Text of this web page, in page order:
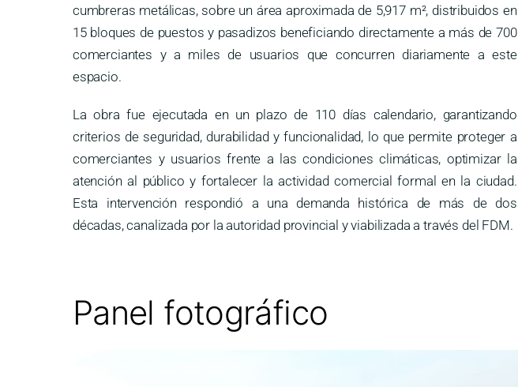
cumbreras metálicas, sobre un área aproximada de 5,917 m², distribuidos en
15 bloques de puestos y pasadizos beneficiando directamente a más de 700
comerciantes y a miles de usuarios que concurren diariamente a este
espacio.
La obra fue ejecutada en un plazo de 110 días calendario, garantizando
criterios de seguridad, durabilidad y funcionalidad, lo que permite proteger a
comerciantes y usuarios frente a las condiciones climáticas, optimizar la
atención al público y fortalecer la actividad comercial formal en la ciudad.
Esta intervención respondió a una demanda histórica de más de dos
décadas, canalizada por la autoridad provincial y viabilizada a través del FDM.
Panel fotográfico